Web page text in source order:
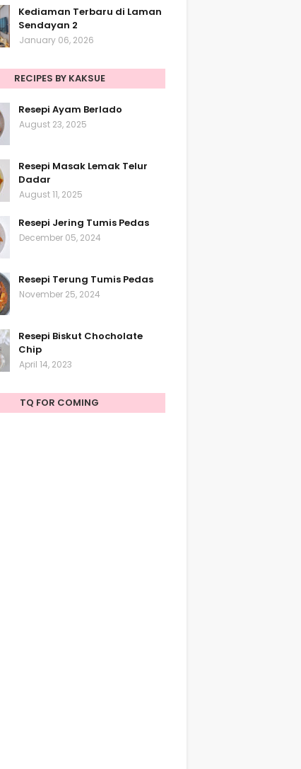
Kediaman Terbaru di Laman
Sendayan 2
January 06, 2026
RECIPES BY KAKSUE
Resepi Ayam Berlado
August 23, 2025
Resepi Masak Lemak Telur
Dadar
August 11, 2025
Resepi Jering Tumis Pedas
December 05, 2024
Resepi Terung Tumis Pedas
November 25, 2024
Resepi Biskut Chocholate
Chip
April 14, 2023
TQ FOR COMING